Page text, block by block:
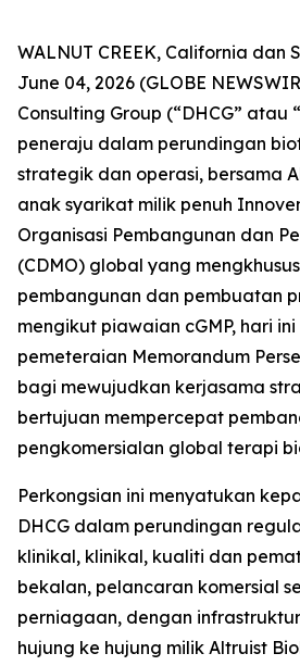
WALNUT CREEK, California dan
June 04, 2026 (GLOBE
Consulting Group (“DHCG” atau
peneraju dalam perundingan
strategik dan operasi, bersama
anak syarikat milik penuh
Organisasi Pembangunan dan
(CDMO) global yang
pembangunan dan pembuatan
mengikut piawaian cGMP, hari
pemeteraian Memorandum
bagi mewujudkan kerjasama
bertujuan mempercepat
pengkomersialan global terapi
Perkongsian ini menyatukan
DHCG dalam perundingan
klinikal, klinikal, kualiti dan
bekalan, pelancaran komersial
perniagaan, dengan
hujung ke hujung milik Altruist